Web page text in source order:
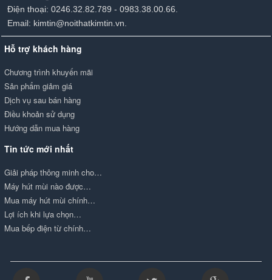
Điện thoại: 0246.32.82.789 - 0983.38.00.66.
Email: kimtin@noithatkimtin.vn.
Hỗ trợ khách hàng
Chương trình khuyến mãi
Sản phẩm giảm giá
Dịch vụ sau bán hàng
Điều khoản sử dụng
Hướng dẫn mua hàng
Tin tức mới nhất
Giải pháp thông minh cho…
Máy hút mùi nào được…
Mua máy hút mùi chính…
Lợi ích khi lựa chọn…
Mua bếp điện từ chính…